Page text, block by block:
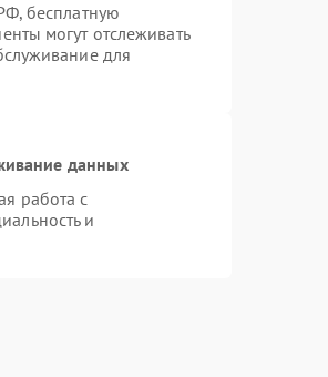
бесплатную
могут отслеживать
для
данных
работа с
и